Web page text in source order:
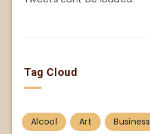
Tag Cloud
Alcool Art Business